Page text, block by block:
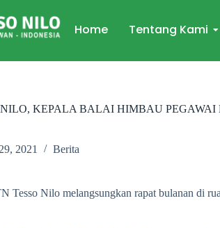
Home Tentang Kami
KEPALA BALAI HIMBAU PEGAWAI
2021 Berita
Tesso Nilo melangsungkan rapat bulanan di